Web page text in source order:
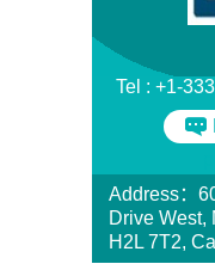
Tel : +1-
Address：
Drive West,
H2L 7T2,